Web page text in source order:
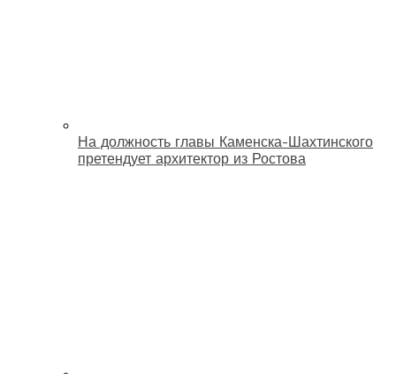
На должность главы Каменска-Шахтинского
претендует архитектор из Ростова